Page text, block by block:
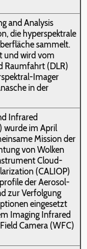
and Analysis
die hyperspektrale
sammelt.
und wird vom
Raumfahrt (DLR)
Imager
in der
Infrared
wurde im April
Mission der
von Wolken
Cloud-
(CALIOP)
der Aerosol-
zur Verfolgung
eingesetzt
Imaging Infrared
Camera (WFC)